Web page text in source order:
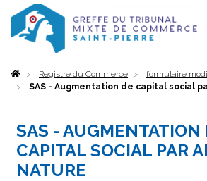
AccueilRegistre du Commerce
formulaire
SAS - Augmentation de capital social
SAS - AUGMENTATION
CAPITAL SOCIAL PAR
NATURE